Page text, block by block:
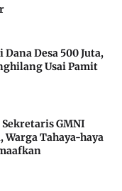
Desa 500 Juta,
Usai Pamit
GMNI
Tahaya-haya